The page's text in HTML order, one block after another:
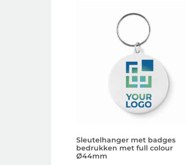
Sleutelhanger met badges
bedrukken met full colour
Ø44mm